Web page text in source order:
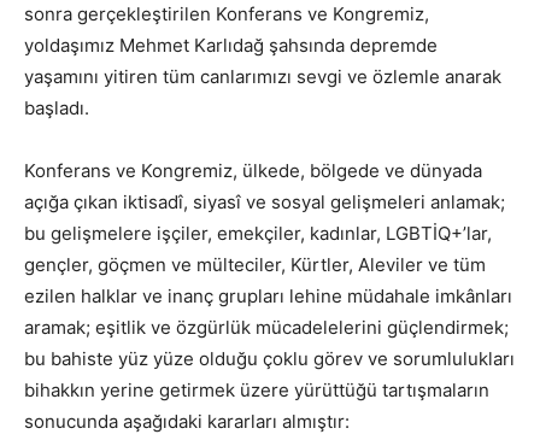
sonra gerçekleştirilen Konferans ve Kongremiz,
yoldaşımız Mehmet Karlıdağ şahsında depremde
yaşamını yitiren tüm canlarımızı sevgi ve özlemle anarak
başladı.
Konferans ve Kongremiz, ülkede, bölgede ve dünyada
açığa çıkan iktisadî, siyasî ve sosyal gelişmeleri anlamak;
bu gelişmelere işçiler, emekçiler, kadınlar, LGBTİQ+’lar,
gençler, göçmen ve mülteciler, Kürtler, Aleviler ve tüm
ezilen halklar ve inanç grupları lehine müdahale imkânları
aramak; eşitlik ve özgürlük mücadelelerini güçlendirmek;
bu bahiste yüz yüze olduğu çoklu görev ve sorumlulukları
bihakkın yerine getirmek üzere yürüttüğü tartışmaların
sonucunda aşağıdaki kararları almıştır: